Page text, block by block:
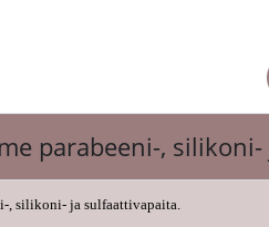
parabeeni-,
, silikoni- ja sulfaattivapaita.